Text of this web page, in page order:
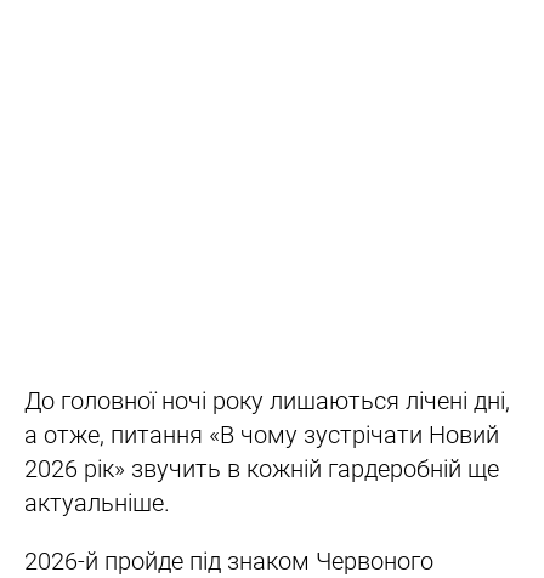
До головної ночі року лишаються лічені дні,
а отже, питання «В чому зустрічати Новий
2026 рік» звучить в кожній гардеробній ще
актуальніше.
2026-й пройде під знаком Червоного